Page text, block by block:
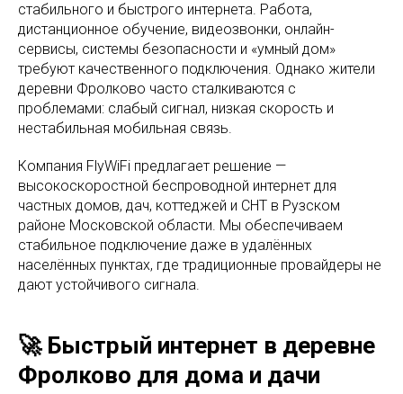
стабильного и быстрого интернета. Работа,
дистанционное обучение, видеозвонки, онлайн-
сервисы, системы безопасности и «умный дом»
требуют качественного подключения. Однако жители
деревни Фролково часто сталкиваются с
проблемами: слабый сигнал, низкая скорость и
нестабильная мобильная связь.
Компания FlyWiFi предлагает решение —
высокоскоростной беспроводной интернет для
частных домов, дач, коттеджей и СНТ в Рузском
районе Московской области. Мы обеспечиваем
стабильное подключение даже в удалённых
населённых пунктах, где традиционные провайдеры не
дают устойчивого сигнала.
🚀 Быстрый интернет в деревне
Фролково для дома и дачи